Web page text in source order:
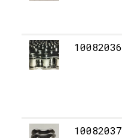
10082036
10082037